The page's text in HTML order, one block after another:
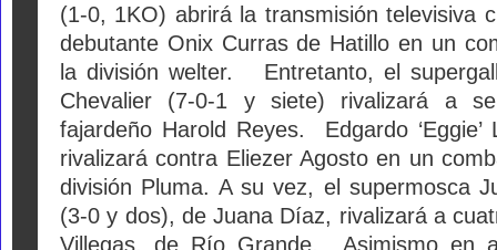
(1-0, 1KO) abrirá la transmisión televisiva
debutante Onix Curras de Hatillo en un
la división welter. Entretanto, el
Chevalier (7-0-1 y siete) rivalizará a
fajardeño Harold Reyes. Edgardo ‘Eggie’
rivalizará contra Eliezer Agosto en un
división Pluma. A su vez, el supermosca
(3-0 y dos), de Juana Díaz, rivalizará a
Villegas, de Río Grande. Asimismo en